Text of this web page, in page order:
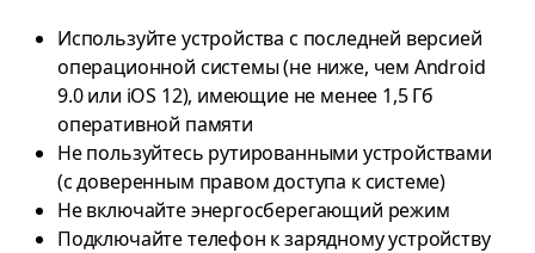
Используйте устройства с последней версией
операционной системы (не ниже, чем Android
9.0 или iOS 12), имеющие не менее 1,5 Гб
оперативной памяти
Не пользуйтесь рутированными устройствами
(с доверенным правом доступа к системе)
Не включайте энергосберегающий режим
Подключайте телефон к зарядному устройству